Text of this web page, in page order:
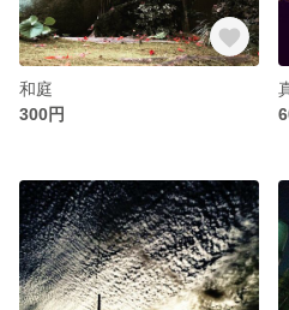
和庭
300円